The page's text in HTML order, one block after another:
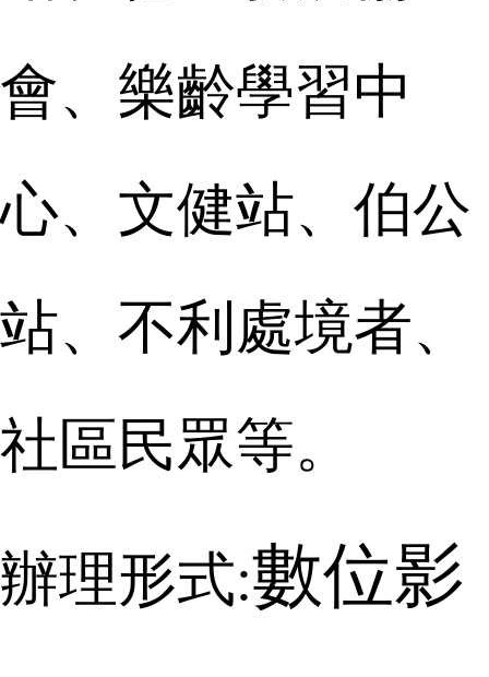
會、樂齡學習中
心、文健站、伯公
站、不利處境者、
社區民眾等。
辦理形式:數位影